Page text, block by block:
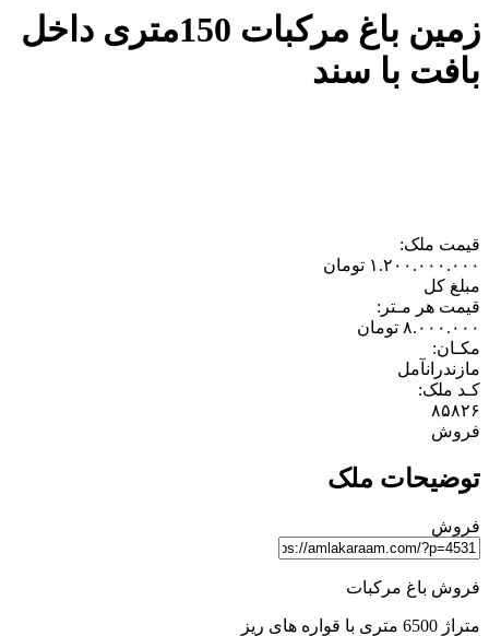
زمین باغ مرکبات 150متری داخل
بافت با سند
قیمت ملک:
۱.۲۰۰.۰۰۰.۰۰۰ تومان
مبلغ کل
قیمت هر مـتر:
۸.۰۰۰.۰۰۰ تومان
مکـان:
مازندرانآمل
کـد ملک:
۸۵۸۲۶
فروش
توضیحات ملک
فروش
فروش باغ مرکبات
متراژ 6500 متری با قواره های ریز